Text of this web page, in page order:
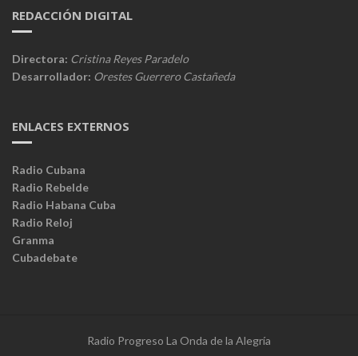
REDACCIÓN DIGITAL
Directora: Cristina Reyes Paradelo
Desarrollador: Orestes Guerrero Castañeda
ENLACES EXTERNOS
Radio Cubana
Radio Rebelde
Radio Habana Cuba
Radio Reloj
Granma
Cubadebate
Radio Progreso La Onda de la Alegría